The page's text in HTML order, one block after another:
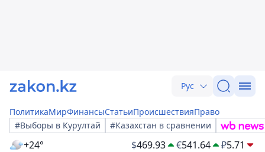
Рус
ПолитикаМирФинансыСтатьиПроисшествияПраво
#Выборы в Курултай
#Казахстан в сравнении
+24° $469.93 €541.64 ₽5.71